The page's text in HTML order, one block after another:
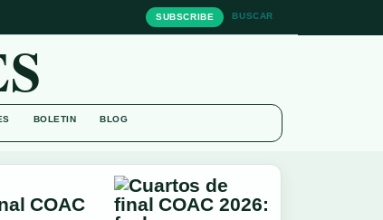
SUBSCRIBE BUSCAR
BOLETIN BLOG
COAC